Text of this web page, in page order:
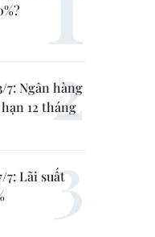
7: Ngân hàng
12 tháng
7: Lãi suất